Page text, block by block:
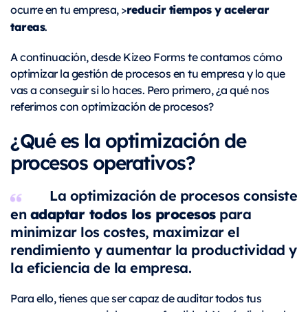
ocurre en tu empresa, >reducir tiempos y acelerar
tareas.
A continuación, desde Kizeo Forms te contamos cómo
optimizar la gestión de procesos en tu empresa y lo que
vas a conseguir si lo haces. Pero primero, ¿a qué nos
referimos con optimización de procesos?
¿Qué es la optimización de
procesos operativos?
La optimización de procesos consiste
enadaptar todos los procesospara
minimizar los costes, maximizar el
rendimiento y aumentar la productividad y
la eficiencia de la empresa.
Para ello, tienes que ser capaz de auditar todos tus